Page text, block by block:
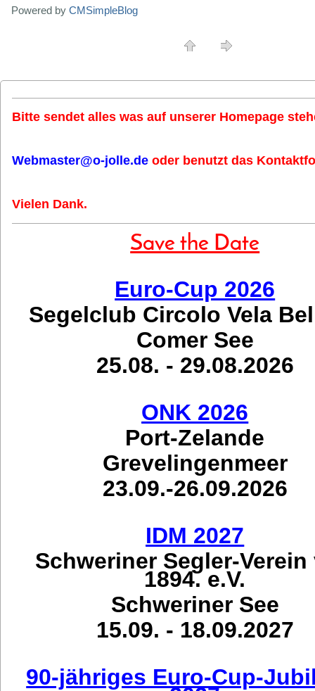
Powered by CMSimpleBlog
Bitte sendet alles was auf unserer Homepage
Webmaster@o-jolle.de oder benutzt das
Vielen Dank.
Save the Date
Euro-Cup 2026
Segelclub Circolo Vela
Comer See
25.08. - 29.08.2026
ONK 2026
Port-Zelande
Grevelingenmeer
23.09.-26.09.2026
IDM 2027
Schweriner Segler-Verein
1894. e.V.
Schweriner See
15.09. - 18.09.2027
90-jähriges Euro-Cup-